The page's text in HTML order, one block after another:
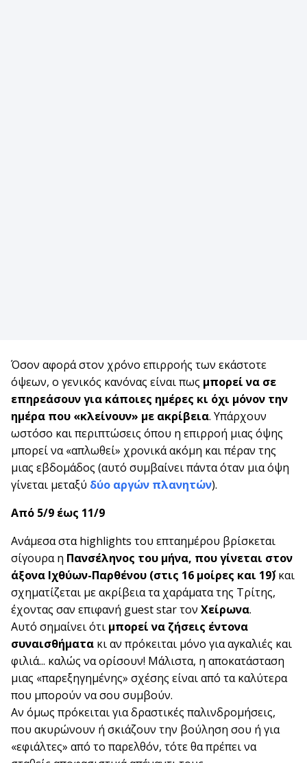
Όσον αφορά στον χρόνο επιρροής των εκάστοτε
όψεων, ο γενικός κανόνας είναι πως μπορεί να σε
επηρεάσουν για κάποιες ημέρες κι όχι μόνον την
ημέρα που «κλείνουν» με ακρίβεια. Υπάρχουν
ωστόσο και περιπτώσεις όπου η επιρροή μιας όψης
μπορεί να «απλωθεί» χρονικά ακόμη και πέραν της
μιας εβδομάδος (αυτό συμβαίνει πάντα όταν μια όψη
γίνεται μεταξύ δύο αργών πλανητών).
Από 5/9 έως 11/9
Ανάμεσα στα highlights του επταημέρου βρίσκεται
σίγουρα η Πανσέληνος του μήνα, που γίνεται στον
άξονα Ιχθύων-Παρθένου (στις 16 μοίρες και 19΄)και
σχηματίζεται με ακρίβεια τα χαράματα της Τρίτης,
έχοντας σαν επιφανή guest star τον Χείρωνα.
Αυτό σημαίνει ότι μπορεί να ζήσεις έντονα
συναισθήματα κι αν πρόκειται μόνο για αγκαλιές και
φιλιά... καλώς να ορίσουν! Μάλιστα, η αποκατάσταση
μιας «παρεξηγημένης» σχέσης είναι από τα καλύτερα
που μπορούν να σου συμβούν.
Αν όμως πρόκειται για δραστικές παλινδρομήσεις,
που ακυρώνουν ή σκιάζουν την βούληση σου ή για
«εφιάλτες» από το παρελθόν, τότε θα πρέπει να